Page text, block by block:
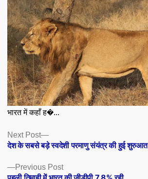
भारत में कहाँ ह�...
Posts
navigation
Previous PostPrevious
post:
Next Post
Next
post:
देश के सबसे बड़े स्वदेशी परमाणु संयंत्र की हुई शुरुआत